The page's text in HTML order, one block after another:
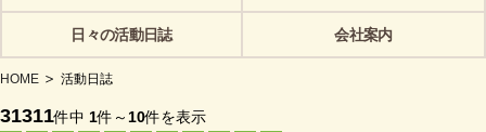
日々の活動日誌 会社案内
HOME 活動日誌
31311件中 1件～ 10件を表示